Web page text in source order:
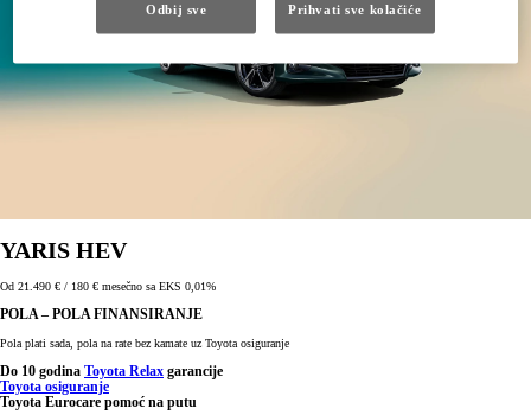
YARIS HEV
Od 21.490 € / 180 € mesečno sa EKS 0,01%
POLA – POLA FINANSIRANJE
Pola plati sada, pola na rate bez kamate uz Toyota osiguranje
Do 10 godina Toyota Relax garancije
Toyota osiguranje
Toyota Eurocare pomoć na putu
Odbij sve Prihvati sve kolačiće